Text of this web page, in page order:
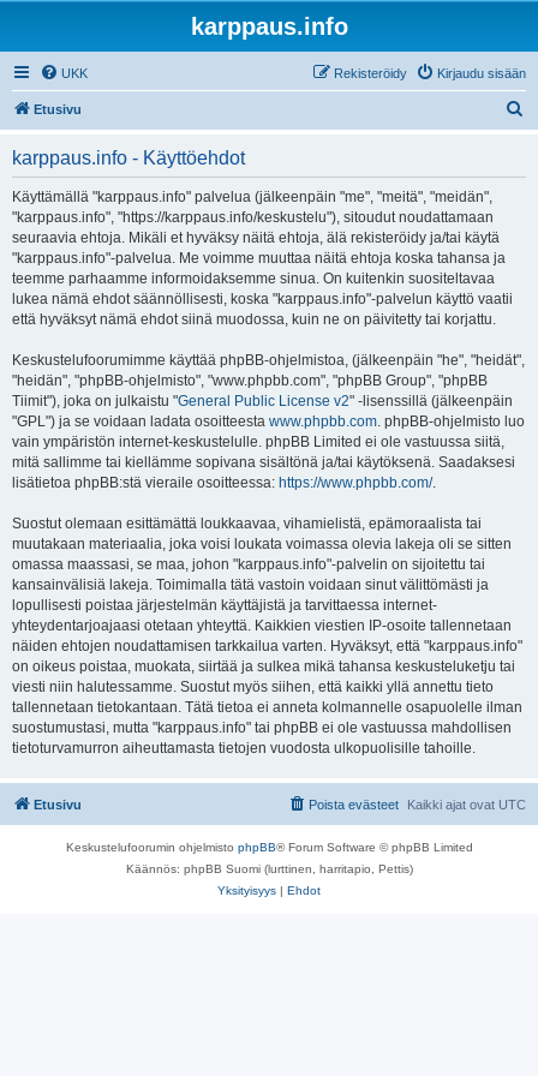
karppaus.info
UKK Kirjaudu sisään
Rekisteröidy
Etusivu
karppaus.info - Käyttöehdot
Käyttämällä "karppaus.info" palvelua (jälkeenpäin "me", "meitä", "meidän",
"karppaus.info", "https://karppaus.info/keskustelu"), sitoudut noudattamaan
seuraavia ehtoja. Mikäli et hyväksy näitä ehtoja, älä rekisteröidy ja/tai käytä
"karppaus.info"-palvelua. Me voimme muuttaa näitä ehtoja koska tahansa ja
teemme parhaamme informoidaksemme sinua. On kuitenkin suositeltavaa
lukea nämä ehdot säännöllisesti, koska "karppaus.info"-palvelun käyttö vaatii
että hyväksyt nämä ehdot siinä muodossa, kuin ne on päivitetty tai korjattu.
Keskustelufoorumimme käyttää phpBB-ohjelmistoa, (jälkeenpäin "he", "heidät",
"heidän", "phpBB-ohjelmisto", "www.phpbb.com", "phpBB Group", "phpBB
Tiimit"), joka on julkaistu "General Public License v2" -lisenssillä (jälkeenpäin
"GPL") ja se voidaan ladata osoitteesta www.phpbb.com. phpBB-ohjelmisto luo
vain ympäristön internet-keskustelulle. phpBB Limited ei ole vastuussa siitä,
mitä sallimme tai kiellämme sopivana sisältönä ja/tai käytöksenä. Saadaksesi
lisätietoa phpBB:stä vieraile osoitteessa: https://www.phpbb.com/.
Suostut olemaan esittämättä loukkaavaa, vihamielistä, epämoraalista tai
muutakaan materiaalia, joka voisi loukata voimassa olevia lakeja oli se sitten
omassa maassasi, se maa, johon "karppaus.info"-palvelin on sijoitettu tai
kansainvälisiä lakeja. Toimimalla tätä vastoin voidaan sinut välittömästi ja
lopullisesti poistaa järjestelmän käyttäjistä ja tarvittaessa internet-
yhteydentarjoajaasi otetaan yhteyttä. Kaikkien viestien IP-osoite tallennetaan
näiden ehtojen noudattamisen tarkkailua varten. Hyväksyt, että "karppaus.info"
on oikeus poistaa, muokata, siirtää ja sulkea mikä tahansa keskusteluketju tai
viesti niin halutessamme. Suostut myös siihen, että kaikki yllä annettu tieto
tallennetaan tietokantaan. Tätä tietoa ei anneta kolmannelle osapuolelle ilman
suostumustasi, mutta "karppaus.info" tai phpBB ei ole vastuussa mahdollisen
tietoturvamurron aiheuttamasta tietojen vuodosta ulkopuolisille tahoille.
Etusivu Kaikki ajat ovat UTC
Poista evästeet
Keskustelufoorumin ohjelmisto phpBB® Forum Software © phpBB Limited
Käännös: phpBB Suomi (lurttinen, harritapio, Pettis)
Yksityisyys | Ehdot